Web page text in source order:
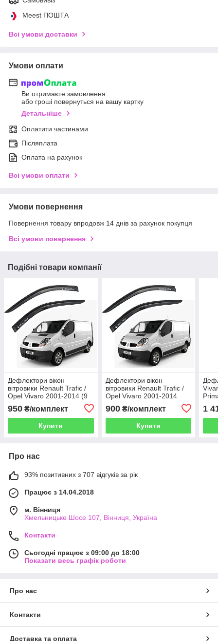
Meest ПОШТА
Всі умови доставки
Умови оплати
Ви отримаєте замовлення
або гроші повернуться на вашу картку
Детальніше
Оплатити частинами
Післяплата
Оплата на рахунок
Всі умови оплати
Умови повернення
Повернення товару впродовж 14 днів за рахунок покупця
Всі умови повернення
Подібні товари компанії
Дефлектори вікон
вітровики Renault Trafic /
Opel Vivaro 2001-2014 (9
см) скотч 3M Voron Glass
950 ₴/комплект
Купити
Дефлектори вікон
вітровики Renault Trafic /
Opel Vivaro 2001-2014
(широкий — 11 см) скотч
3M Voron Glass
900₴/комплект
Купити
1
Про нас
93% позитивних з 707 відгуків за рік
Працює з 14.04.2018
м. Вінниця
Хмельницьке Шосе 107, Вінниця, Україна
Контакти
Сьогодні працює з 09:00 до 18:00
Показати весь графік роботи
Про нас
Контакти
Доставка та оплата